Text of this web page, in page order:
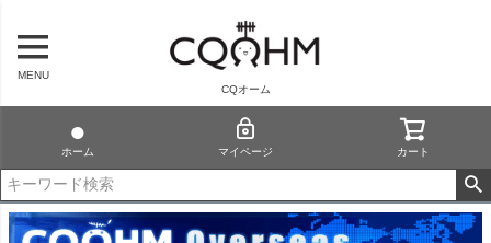
MENU
CQオーム
ホーム マイページ カート